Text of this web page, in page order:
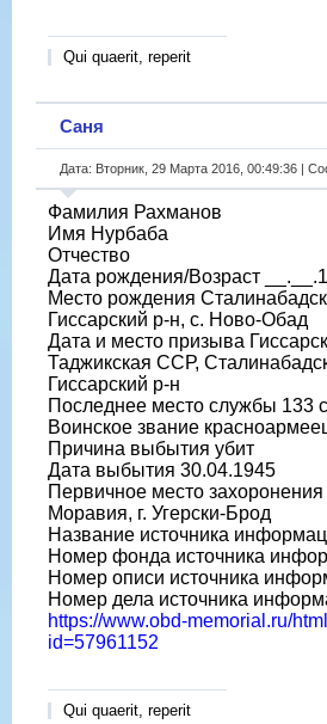
Qui quaerit, reperit
Саня
Дата: Вторник, 29 Марта 2016, 00:49:36 |
Фамилия Рахманов
Имя Нурбаба
Отчество
Дата рождения/Возраст
Место рождения
Гиссарский р-н, с. Ново-Обад
Дата и место призыва
Таджикская ССР,
Гиссарский р-н
Последнее место службы 133
Воинское звание
Причина выбытия убит
Дата выбытия 30.04.1945
Первичное место
Моравия, г. Угерски-Брод
Название источника
Номер фонда источника
Номер описи источника
Номер дела источника
https://www.obd-memorial.ru/
id=57961152
Qui quaerit, reperit